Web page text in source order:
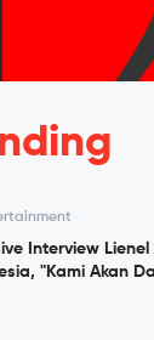
Interview Lienel
"Kami Akan